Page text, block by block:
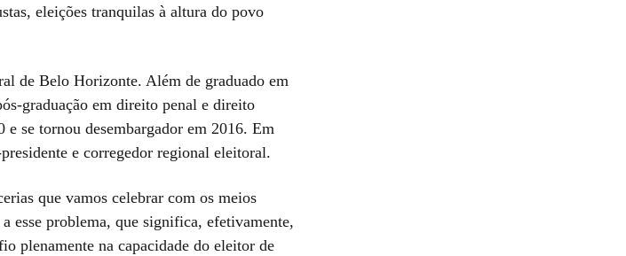
eleições tranquilas à altura do povo
de Belo Horizonte. Além de graduado em
graduação em direito penal e direito
se tornou desembargador em 2016. Em
e corregedor regional eleitoral.
que vamos celebrar com os meios
esse problema, que significa, efetivamente,
plenamente na capacidade do eleitor de